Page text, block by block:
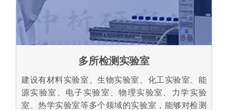
多所检测实验室
建设有材料实验室、生物实验室、化工实验室、能
源实验室、电子实验室、物理实验室、力学实验
室、热学实验室等多个领域的实验室，能够对检测